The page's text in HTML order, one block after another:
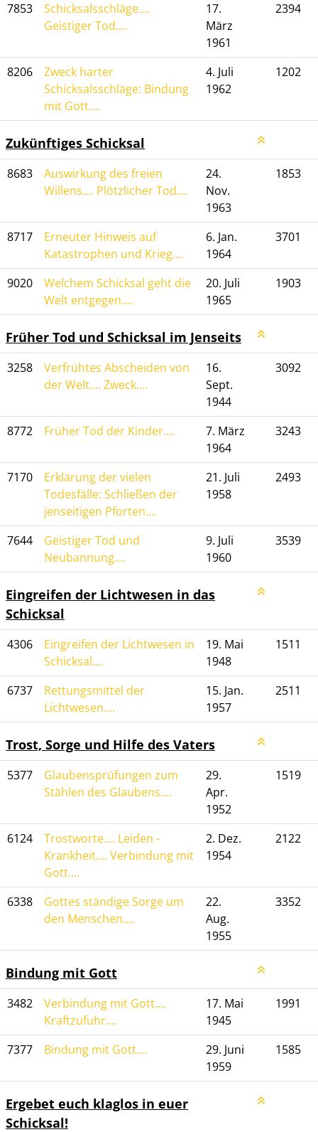
7853
Schicksalsschläge....
Geistiger Tod....
17.
März
1961
2394
8206
Zweck harter
Schicksalsschläge: Bindung
mit Gott....
4. Juli
1962
1202
Zukünftiges Schicksal
8683
Auswirkung des freien
Willens.... Plötzlicher Tod....
24.
Nov.
1963
1853
8717
Erneuter Hinweis auf
Katastrophen und Krieg....
6. Jan.
1964
3701
9020
Welchem Schicksal geht die
Welt entgegen....
20. Juli
1965
1903
Früher Tod und Schicksal im Jenseits
3258
Verfrühtes Abscheiden von
der Welt.... Zweck....
16.
Sept.
1944
3092
8772 Früher Tod der Kinder....
7. März
1964
3243
7170
Erklärung der vielen
Todesfälle: Schließen der
jenseitigen Pforten....
21. Juli
1958
2493
7644
Geistiger Tod und
Neubannung....
9. Juli
1960
3539
Eingreifen der Lichtwesen in das
Schicksal
4306
Eingreifen der Lichtwesen in
Schicksal....
19. Mai
1948
1511
6737
Rettungsmittel der
Lichtwesen....
15. Jan.
1957
2511
Trost, Sorge und Hilfe des Vaters
5377
Glaubensprüfungen zum
Stählen des Glaubens....
29.
Apr.
1952
1519
6124
Trostworte.... Leiden -
Krankheit.... Verbindung mit
Gott....
2. Dez.
1954
2122
6338
Gottes ständige Sorge um
den Menschen....
22.
Aug.
1955
3352
Bindung mit Gott
3482
Verbindung mit Gott....
Kraftzufuhr....
17. Mai
1945
1991
7377 Bindung mit Gott....
29. Juni
1959
1585
Ergebet euch klaglos in euer
Schicksal!